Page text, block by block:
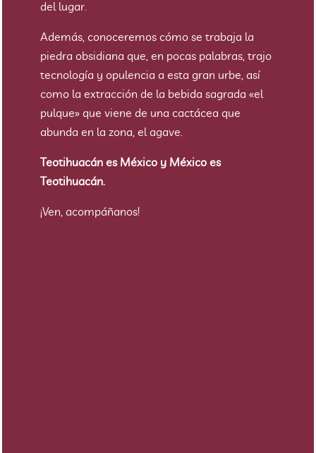
del lugar.
Además, conoceremos cómo se trabaja la
piedra obsidiana que, en pocas palabras, trajo
tecnología y opulencia a esta gran urbe, así
como la extracción de la bebida sagrada «el
pulque» que viene de una cactácea que
abunda en la zona, el agave.
Teotihuacán es México y México es
Teotihuacán.
¡Ven, acompáñanos!